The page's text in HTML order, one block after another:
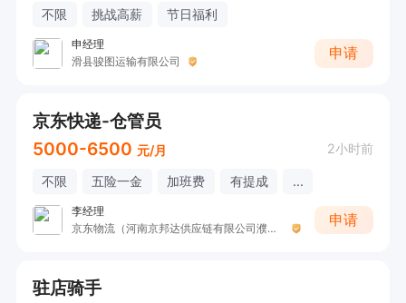
不限 挑战高薪 节日福利
申经理
滑县骏图运输有限公司
申请
京东快递-仓管员
5000-6500 元/月 2小时前
不限 五险一金 加班费 有提成 ...
李经理
京东物流（河南京邦达供应链有限公司濮阳分公司）
申请
驻店骑手